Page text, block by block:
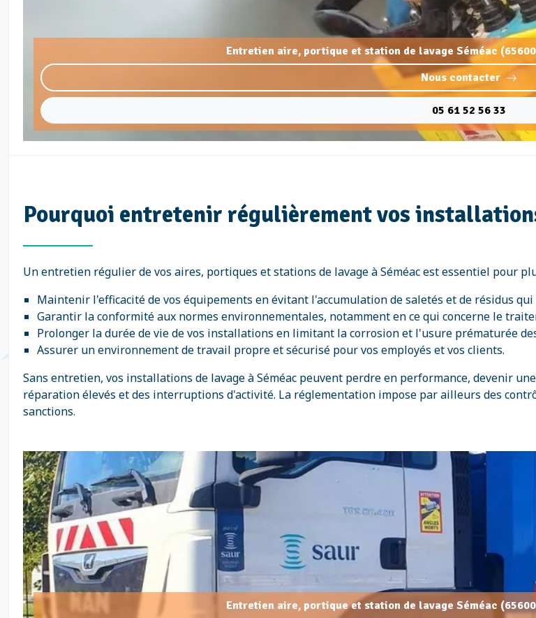
Entretien aire, portique et station de lavage Séméac
Nous contacter
05 61 52 56 33
Pourquoi entretenir régulièrement vos
Un entretien régulier de vos aires, portiques et stations de lavage à Séméac est essentiel pour
Maintenir l'efficacité de vos équipements en évitant l'accumulation de saletés et de résidus
Garantir la conformité aux normes environnementales, notamment en ce qui concerne le
Prolonger la durée de vie de vos installations en limitant la corrosion et l'usure prématurée
Assurer un environnement de travail propre et sécurisé pour vos employés et vos clients.
Sans entretien, vos installations de lavage à Séméac peuvent perdre en performance, devenir
réparation élevés et des interruptions d'activité. La réglementation impose par ailleurs des
sanctions.
Entretien aire, portique et station de lavage Séméac